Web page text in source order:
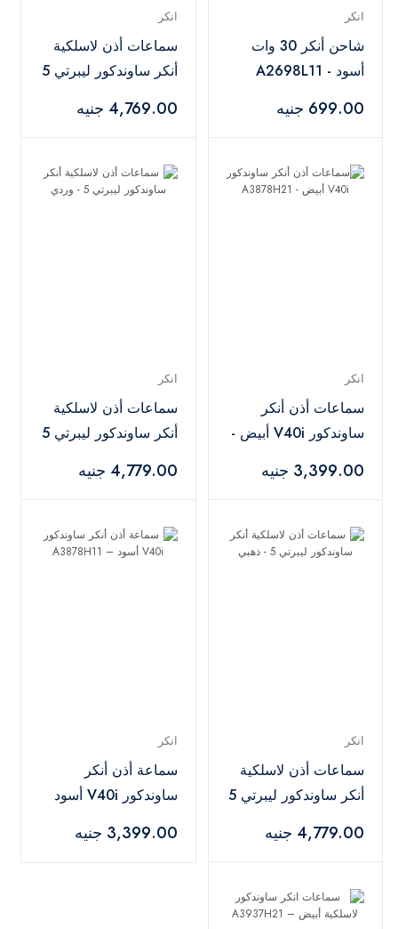
انكر
شاحن أنكر 30 وات
أسود - A2698L11
699.00 جنيه
انكر
سماعات أذن لاسلكية
أنكر ساوندكور ليبرتي 5
4,769.00 جنيه
انكر
سماعات أذن أنكر
ساوندكور V40i أبيض -
3,399.00 جنيه
انكر
سماعات أذن لاسلكية
أنكر ساوندكور ليبرتي 5
4,779.00 جنيه
انكر
سماعات أذن لاسلكية
أنكر ساوندكور ليبرتي 5
4,779.00 جنيه
انكر
سماعة أذن أنكر
ساوندكور V40i أسود
3,399.00 جنيه